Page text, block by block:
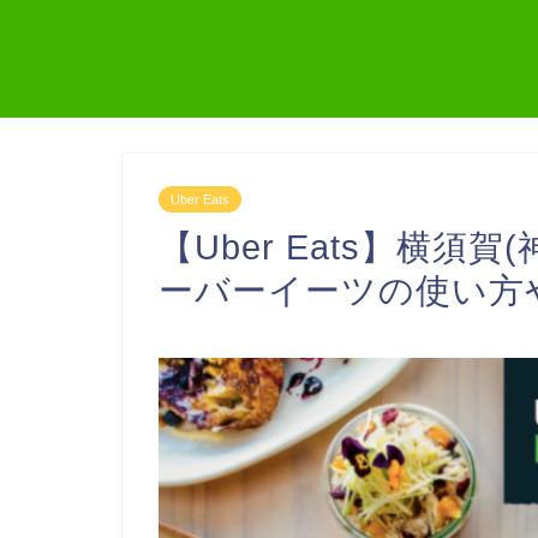
Uber Eats
【Uber Eats】横須賀
ーバーイーツの使い